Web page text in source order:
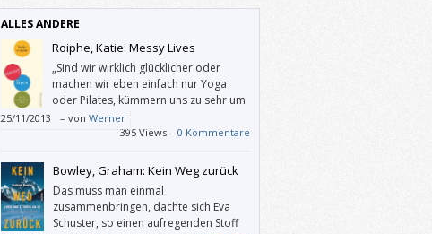
sein.
ALLES ANDERE
Roiphe, Katie: Messy Lives
„Sind wir wirklich glücklicher oder
machen wir eben einfach nur Yoga
oder Pilates, kümmern uns zu sehr um
die Hausaufgaben unserer Kinder und
,arbeiten‘ an unseren Beziehungen?“
25/11/2013 – von Werner
395 Views – 0 Kommentare
Bowley, Graham: Kein Weg zurück
Das muss man einmal
zusammenbringen, dachte sich Eva
Schuster, so einen aufregenden Stoff